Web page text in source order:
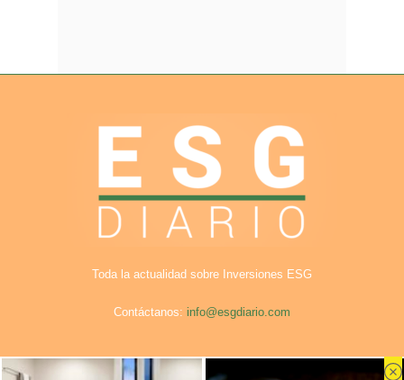
Toda la actualidad sobre Inversiones ESG
Contáctanos: info@esgdiario.com